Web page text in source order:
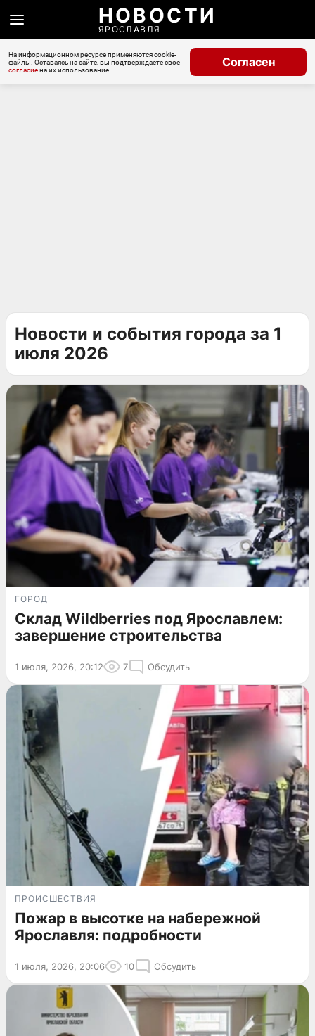
НОВОСТИ
ЯРОСЛАВЛЯ
На информационном ресурсе применяются cookie-
файлы. Оставаясь на сайте, вы подтверждаете свое
согласиена их использование.
Согласен
Новости и события города за 1
июля 2026
ГОРОД
Склад Wildberries под Ярославлем:
завершение строительства
1 июля, 2026, 20:12 7 Обсудить
ПРОИСШЕСТВИЯ
Пожар в высотке на набережной
Ярославля: подробности
1 июля, 2026, 20:06 10 Обсудить